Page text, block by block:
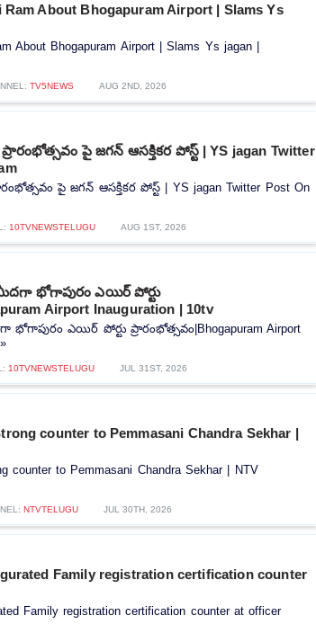
Ram About Bhogapuram Airport | Slams Ys
About Bhogapuram Airport | Slams Ys jagan |
TV5NEWS AUG 2ND, 2026
పై జగన్ ఆసక్తికర పోస్ట్ | YS jagan Twitter
పై జగన్ ఆసక్తికర పోస్ట్ | YS jagan Twitter Post On
10TVNEWSTELUGU AUG 1ST, 2026
భోగాపురం ఎయిర్ పోర్టు
Airport Inauguration | 10tv
భోగాపురం ఎయిర్ పోర్టు ప్రారంభోత్సవం|Bhogapuram Airport
10TVNEWSTELUGU JUL 31ST, 2026
counter to Pemmasani Chandra Sekhar |
counter to Pemmasani Chandra Sekhar | NTV
NTVTELUGU JUL 30TH, 2026
Family registration certification counter
Family registration certification counter at officer